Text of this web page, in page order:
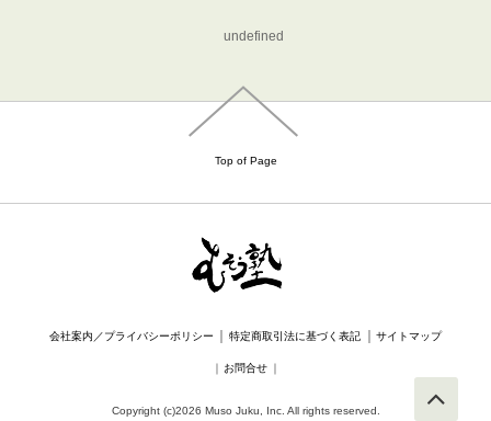
undefined
Top of Page
会社案内／プライバシーポリシー ｜ 特定商取引法に基づく表記 ｜サイトマップ
｜ お問合せ ｜
Copyright (c)2026 Muso Juku, Inc. All rights reserved.